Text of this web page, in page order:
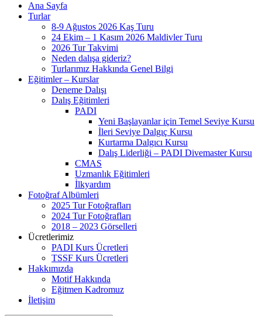
Ana Sayfa
Turlar
8-9 Ağustos 2026 Kaş Turu
24 Ekim – 1 Kasım 2026 Maldivler Turu
2026 Tur Takvimi
Neden dalışa gideriz?
Turlarımız Hakkında Genel Bilgi
Eğitimler – Kurslar
Deneme Dalışı
Dalış Eğitimleri
PADI
Yeni Başlayanlar için Temel Seviye Kursu
İleri Seviye Dalgıç Kursu
Kurtarma Dalgıcı Kursu
Dalış Liderliği – PADI Divemaster Kursu
CMAS
Uzmanlık Eğitimleri
İlkyardım
Fotoğraf Albümleri
2025 Tur Fotoğrafları
2024 Tur Fotoğrafları
2018 – 2023 Görselleri
Ücretlerimiz
PADI Kurs Ücretleri
TSSF Kurs Ücretleri
Hakkımızda
Motif Hakkında
Eğitmen Kadromuz
İletişim